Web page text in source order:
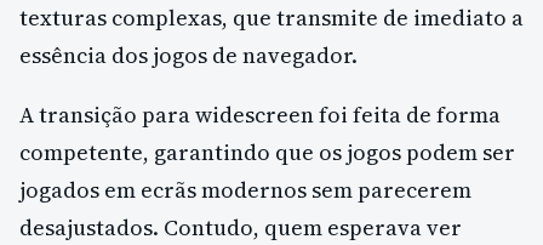
texturas complexas, que transmite de imediato a
essência dos jogos de navegador.
A transição para widescreen foi feita de forma
competente, garantindo que os jogos podem ser
jogados em ecrãs modernos sem parecerem
desajustados. Contudo, quem esperava ver